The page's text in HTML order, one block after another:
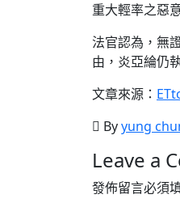
重大輕率之惡
法官認為，無
由，炎亞綸仍
文章來源：
Byyung
Leave a
發佈留言必須